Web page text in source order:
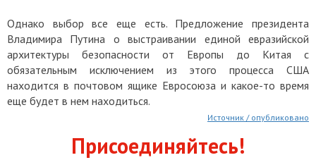
Однако выбор все еще есть. Предложение президента
Владимира Путина о выстраивании единой евразийской
архитектуры безопасности от Европы до Китая с
обязательным исключением из этого процесса США
находится в почтовом ящике Евросоюза и какое-то время
еще будет в нем находиться.
Источник / опубликовано
Присоединяйтесь!